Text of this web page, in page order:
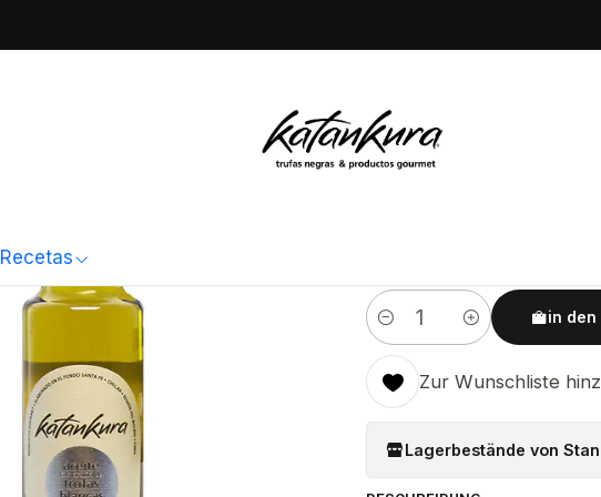
Recetas
Aceite de
Negra +
Menge
in den
Zur Wunschliste
Lagerbestände von